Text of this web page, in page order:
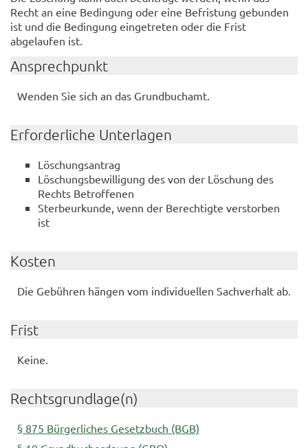
Recht an eine Bedingung oder eine Befristung gebunden
ist und die Bedingung eingetreten oder die Frist
abgelaufen ist.
Ansprechpunkt
Wenden Sie sich an das Grundbuchamt.
Erforderliche Unterlagen
Löschungsantrag
Löschungsbewilligung des von der Löschung des
Rechts Betroffenen
Sterbeurkunde, wenn der Berechtigte verstorben
ist
Kosten
Die Gebühren hängen vom individuellen Sachverhalt ab.
Frist
Keine.
Rechtsgrundlage(n)
§ 875 Bürgerliches Gesetzbuch (BGB)